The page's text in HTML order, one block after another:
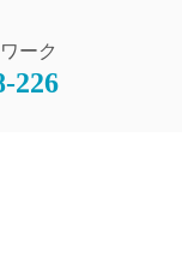
ーク
226